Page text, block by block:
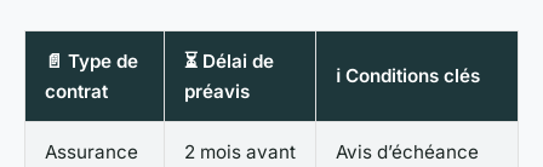
📄 Type de
contrat
⏳ Délai de
préavis
ℹ️ Conditions clés
Assurance
2 mois avant
Avis d’échéance